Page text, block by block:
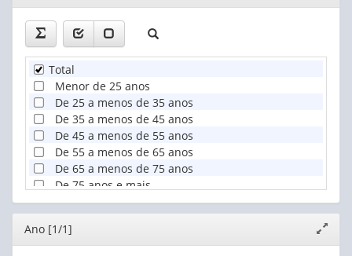
Total
Menor de 25 anos
De 25 a menos de 35 anos
De 35 a menos de 45 anos
De 45 a menos de 55 anos
De 55 a menos de 65 anos
De 65 a menos de 75 anos
De 75 anos e mais
Editor
janela
Ano [1/1]